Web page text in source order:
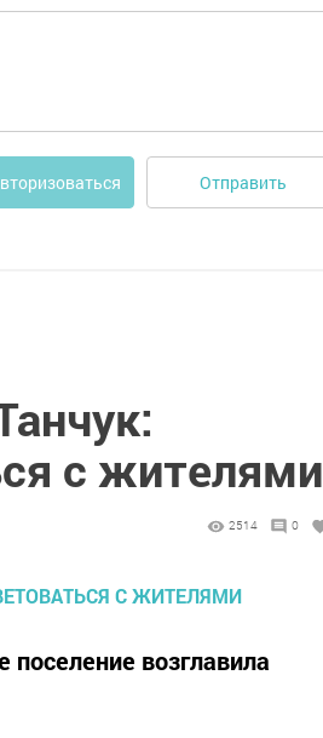
Отправить
с жителями
2514 0
поселение возглавила